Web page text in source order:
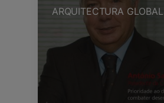
ARQUITECTURA GLOBAL